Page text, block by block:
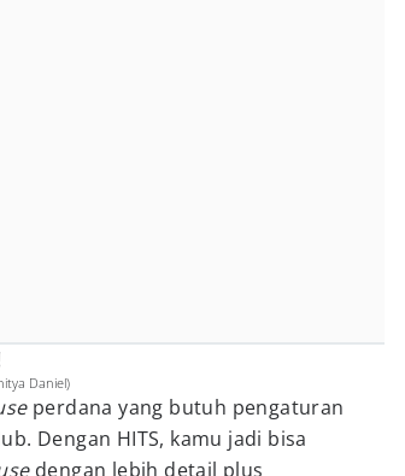
Daniel)
perdana yang butuh pengaturan
Dengan HITS, kamu jadi bisa
dengan lebih detail plus